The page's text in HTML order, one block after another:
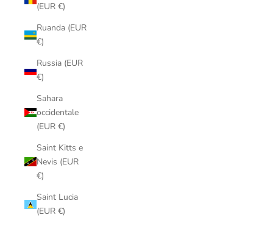
(EUR €)
Ruanda (EUR
€)
Russia (EUR
€)
Sahara
occidentale
(EUR €)
Saint Kitts e
Nevis (EUR
€)
Saint Lucia
(EUR €)